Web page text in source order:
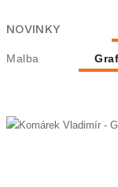
NOVINKY
Malba